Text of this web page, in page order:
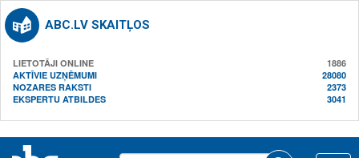
ABC.LV SKAITĻOS
LIETOTĀJI ONLINE
1886
AKTĪVIE UZŅĒMUMI
28080
NOZARES RAKSTI
2373
EKSPERTU ATBILDES
3041